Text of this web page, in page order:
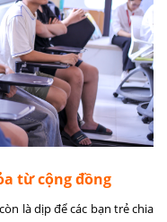
từ cộng đồng
là dịp để các bạn trẻ chia